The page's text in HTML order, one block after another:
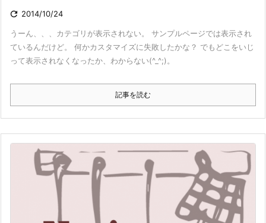
 2014/10/24
うーん、、、カテゴリが表示されない。 サンプルページでは表示され
ているんだけど。 何かカスタマイズに失敗したかな？ でもどこをいじ
って表示されなくなったか、わからない(^_^;)。
記事を読む